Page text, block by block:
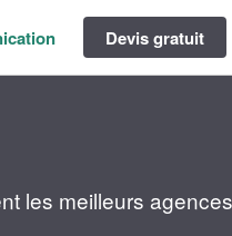
Devis gratuit
les meilleurs